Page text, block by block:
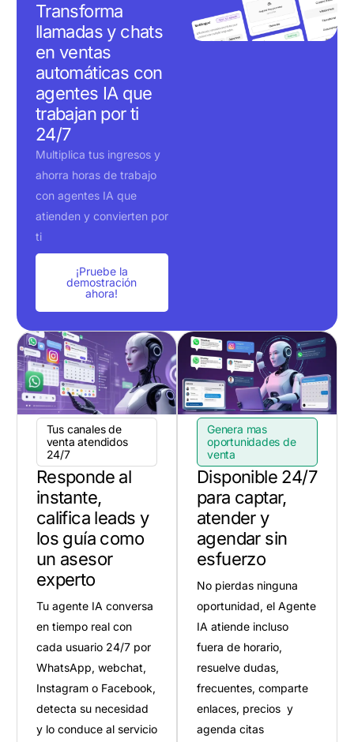
Transforma
llamadas y chats
en ventas
automáticas con
agentes IA que
trabajan por ti
24/7
Multiplica tus ingresos y
ahorra horas de trabajo
con agentes IA que
atienden y convierten por
ti
¡Pruebe la
demostración
ahora!
Tus canales de
venta atendidos
24/7
Responde al
instante,
califica leads y
los guía como
un asesor
experto
Tu agente IA conversa
en tiempo real con
cada usuario 24/7 por
WhatsApp, webchat,
Instagram o Facebook,
detecta su necesidad
y lo conduce al servicio
Genera mas
oportunidades de
venta
Disponible 24/7
para captar,
atender y
agendar sin
esfuerzo
No pierdas ninguna
oportunidad, el Agente
IA atiende incluso
fuera de horario,
resuelve dudas,
frecuentes, comparte
enlaces, precios y
agenda citas